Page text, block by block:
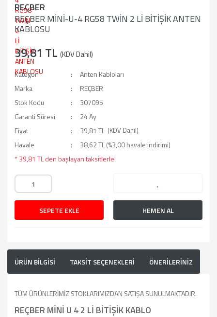
REÇBER
REÇBER MİNİ-U-4 RG58 TWİN 2 Lİ BİTİŞİK ANTEN
KABLOSU
39,81 TL (KDV Dahil)
Kategori
Anten Kabloları
Marka
REÇBER
Stok Kodu
307095
Garanti Süresi
24 Ay
Fiyat
39,81 TL (KDV Dahil)
Havale
38,62 TL (%3,00 havale indirimi)
* 39,81 TL den başlayan taksitlerle!
SEPETE EKLE HEMEN AL
ÜRÜN BİLGİSİ TAKSİT SEÇENEKLERİ ÖNERİLERİNİZ
TÜM ÜRÜNLERİMİZ STOKLARIMIZDAN SATIŞA SUNULMAKTADIR.
REÇBER MİNİ U 4 2 Lİ BİTİŞİK KABLO